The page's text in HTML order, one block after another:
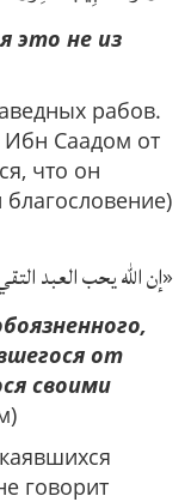
это не из
рабов.
Саадом от
что он
إن الله يحب العبد»
от
своими
говорит